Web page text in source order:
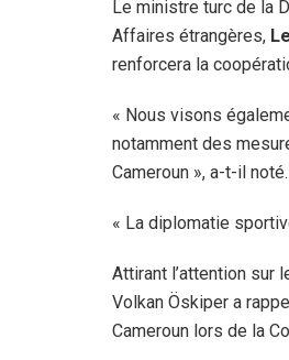
Le ministre turc de la
Affaires étrangères,
renforcera la
« Nous visons
notamment des
Cameroun », a-t-il noté.
« La diplomatie
Attirant l’attention sur
Volkan Öskiper a
Cameroun lors de la